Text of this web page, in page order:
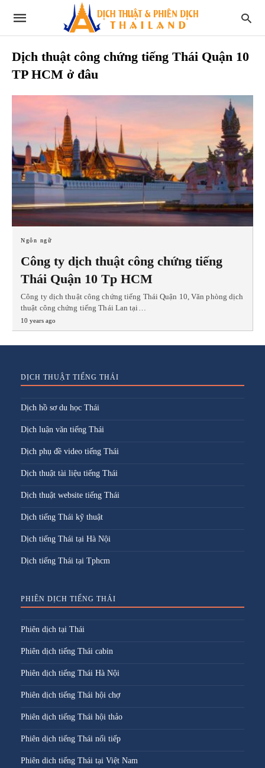
Dịch thuật công chứng tiếng Thái Quận 10
TP HCM ở đâu
Ngôn ngữ
Công ty dịch thuật công chứng tiếng
Thái Quận 10 Tp HCM
Công ty dịch thuật công chứng tiếng Thái Quận 10, Văn phòng dịch
thuật công chứng tiếng Thái Lan tại…
10 years ago
DỊCH THUẬT TIẾNG THÁI
Dịch hồ sơ du học Thái
Dịch luận văn tiếng Thái
Dịch phụ đề video tiếng Thái
Dịch thuật tài liệu tiếng Thái
Dịch thuật website tiếng Thái
Dịch tiếng Thái kỹ thuật
Dịch tiếng Thái tại Hà Nội
Dịch tiếng Thái tại Tphcm
PHIÊN DỊCH TIẾNG THÁI
Phiên dịch tại Thái
Phiên dịch tiếng Thái cabin
Phiên dịch tiếng Thái Hà Nội
Phiên dịch tiếng Thái hội chợ
Phiên dịch tiếng Thái hội thảo
Phiên dịch tiếng Thái nối tiếp
Phiên dich tiếng Thái tại Việt Nam